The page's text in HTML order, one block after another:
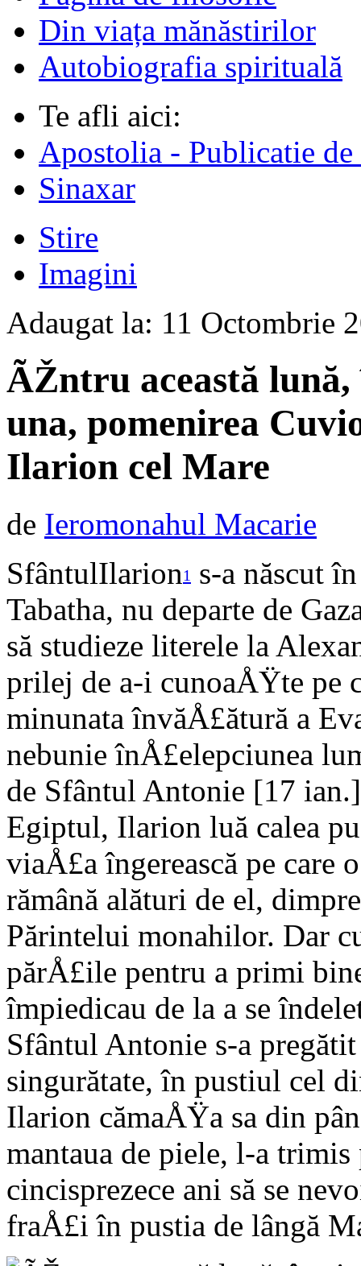
Din viața mănăstirilor
Autobiografia spirituală
Te afli aici:
Apostolia - Publicatie
Sinaxar
Stire
Imagini
Adaugat la: 11 Octombrie
ÃŽntru această
una, pomenirea
Ilarion cel Mare
de Ieromonahul Macarie
SfântulIlarion1
s-a născut
Tabatha, nu departe de
să studieze literele la
prilej de a-i cunoaÅŸte pe
minunata învăÅ£ătură a
nebunie înÅ£elepciunea
de Sfântul Antonie [17
Egiptul, Ilarion luă calea
viaÅ£a îngerească pe care
rămână alături de el,
Părintelui monahilor. Dar
părÅ£ile pentru a primi
împiedicau de la a se
Sfântul Antonie s-a pregătit
singurătate, în pustiul cel
Ilarion cămaÅŸa sa din
mantaua de piele, l-a
cincisprezece ani să se
fraÅ£i în pustia de lângă